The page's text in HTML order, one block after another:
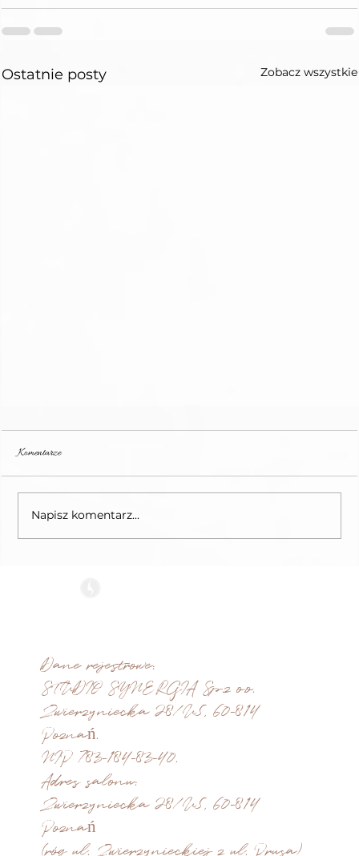
Ostatnie posty Zobacz wszystkie
Komentarze
Napisz komentarz...
Dane rejestrowe:
STUDIO SYNERGIA Sp.z o.o.
Zwierzyniecka 28/U5, 60-814
Poznań.
NIP 783-184-83-40.
Adres salonu:
Zwierzyniecka 28/U5, 60-814
Poznań
(róg ul. Zwierzynieckiej z ul. Prusa)